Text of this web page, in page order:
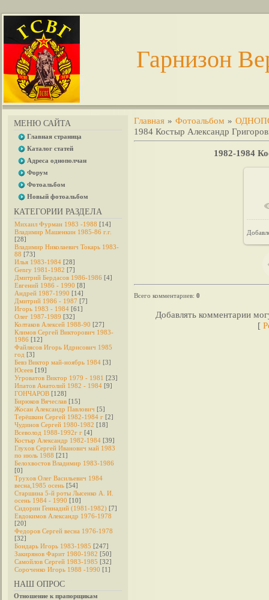
Гарнизон
МЕНЮ САЙТА
Главная страница
Каталог статей
Адреса однополчан
Форум
Фотоальбом
Новый фотоальбом
КАТЕГОРИИ РАЗДЕЛА
Михаил Фурман 1983 -1988 [14]
Владимир Машенкин 1985-86 г.г.
[28]
Владимир Николаевич Токарь 1983-
88 [73]
Илья 1983-1984 [28]
Genry 1981-1982 [7]
Дмитрий Бердасов 1986-1986 [4]
Евгений 1986 - 1990 [8]
Андрей 1987-1990 [14]
Дмитрий 1986 - 1987 [7]
Игорь 1983 - 1984 [61]
Олег 1987-1989 [32]
Колтаков Алексей 1988-90 [27]
Климов Сергей Викторович 1983-
1986 [12]
Файлясов Игорь Идрисович 1985
год [3]
Бевз Виктор май-ноябрь 1984 [3]
Юсеев [19]
Угроватов Виктор 1979 - 1981 [23]
Ипатов Анатолий 1982 - 1984 [9]
ГОНЧАРОВ [128]
Бирюков Вячеслав [15]
Жосан Александр Павлович [5]
Терёшкин Сергей 1982-1984 г [2]
Чудинов Сергей 1980-1982 [18]
Всеволод 1988-1992г г [4]
Костыр Александр 1982-1984 [39]
Глухов Сергей Иванович май 1983
по июль 1988 [21]
Белохвостов Владимир 1983-1986
[0]
Трухов Олег Васильевич 1984
весна,1985 осень [54]
Старшина 5-й роты Лысенко А. И.
осень 1984 - 1990 [10]
Сидорин Геннадий (1981-1982) [7]
Евдокимов Александр 1976-1978
[20]
Федоров Cергей весна 1976-1978
[32]
Бондарь Игорь 1983-1985 [247]
Закирянов Фарит 1980-1982 [50]
Самойлов Сергей 1983-1985 [32]
Сороченко Игорь 1988 -1990 [1]
НАШ ОПРОС
Отношение к прапорщикам
Главная »Фотоальбом »
1984 Костыр Александр
1982-1984
Всего комментариев: 0
Добавлять комментарии
[